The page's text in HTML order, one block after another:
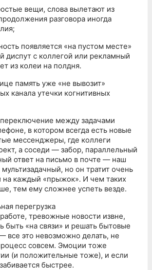
вещи, слова вылетают из
разговора иногда
появляется «на пустом месте»
диспут с коллегой или рекламный
из колеи на полдня.
память уже «не вывозит»
канала утечки когнитивных
между задачами
в котором всегда есть новые
мессенджеры, где коллеги
а соседи — забор, параллельный
ответ на письмо в почте — наш
но он тратит очень
на каждый «прыжок». И чем таких
тем ему сложнее успеть везде.
перегрузка
тревожные новости извне,
быть «на связи» и решать бытовые
все это невозможно делать, не
совсем. Эмоции тоже
(и положительные тоже), и если
быстрее.